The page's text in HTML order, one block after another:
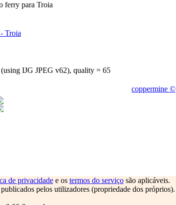
ferry para Troia
Troia
IJG JPEG v62), quality = 65
coppermine ©
de privacidadee os termos do serviçosão aplicáveis.
pelos utilizadores (propriedade dos próprios).